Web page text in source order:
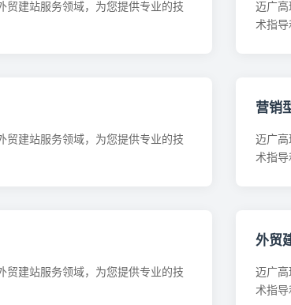
贸建站服务领域，为您提供专业的技
迈广
术指导
贸建站服务领域，为您提供专业的技
营销
迈广
术指导
贸建站服务领域，为您提供专业的技
外贸
迈广
术指导